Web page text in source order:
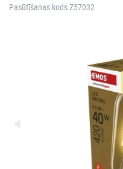
Pasūtīšanas kods Z57032